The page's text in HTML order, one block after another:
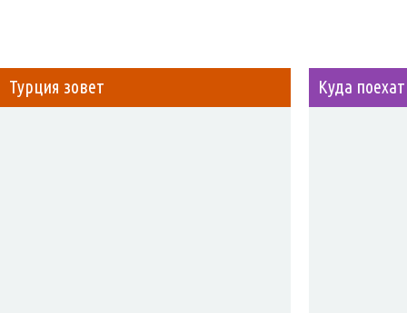
Турция зовет Куда